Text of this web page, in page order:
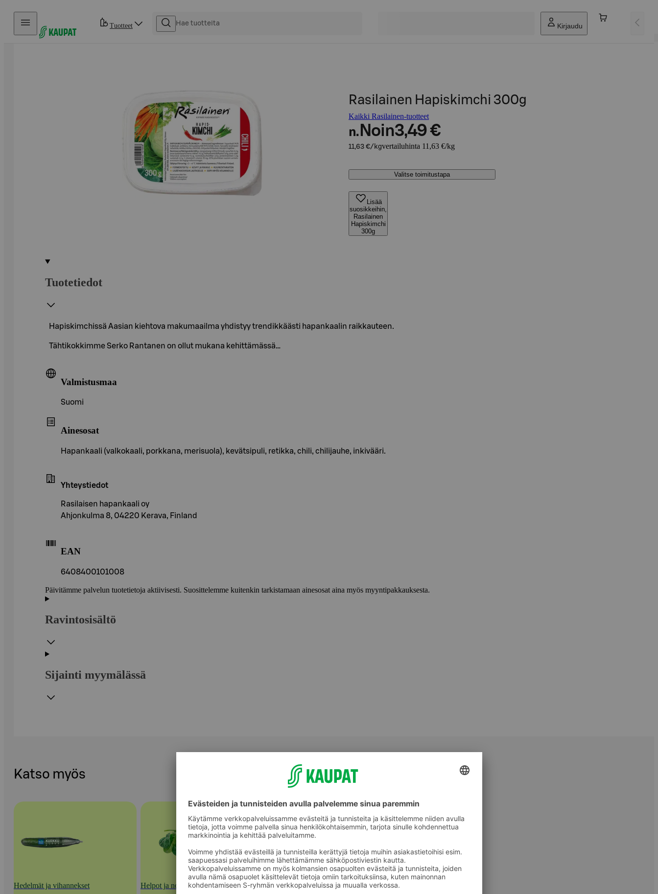
Hyppää sisältöön
Tuotteet Kirjaudu
Rasilainen Hapiskimchi 300g
Kaikki Rasilainen-tuotteet
n. Noin3,49 €
11,63 €/kgvertailuhinta 11,63 €/kg
Valitse toimitustapa
Lisää
suosikkeihin,
Rasilainen
Hapiskimchi
300g
Tuotetiedot
Hapiskimchissä Aasian kiehtova makumaailma yhdistyy trendikkäästi hapankaalin raikkauteen.
Tähtikokkimme Serko Rantanen on ollut mukana kehittämässä…
Valmistusmaa
Suomi
Ainesosat
Hapankaali (valkokaali, porkkana, merisuola), kevätsipuli, retikka, chili, chilijauhe, inkivääri.
Yhteystiedot
Rasilaisen hapankaali oy
Ahjonkulma 8, 04220 Kerava, Finland
EAN
6408400101008
Päivitämme palvelun tuotetietoja aktiivisesti. Suosittelemme kuitenkin tarkistamaan ainesosat aina myös myyntipakkauksesta.
Ravintosisältö
Sijainti myymälässä
Katso myös
Hedelmät ja vihannekset Helpot ja nopeat kasvisratkaisut Pikkelöidyt ja hapatetut kasvikset